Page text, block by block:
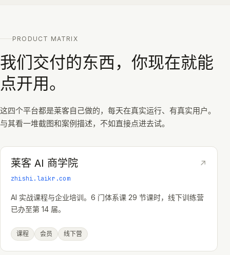
PRODUCT MATRIX
我们交付的东西，你现在就能
点开用。
这四个平台都是莱客自己做的，每天在真实运行、有真实用户。
与其看一堆截图和案例描述，不如直接点进去试。
莱客 AI 商学院 ↗
zhishi.laikr.com
AI 实战课程与企业培训。6 门体系课 29 节课时，线下训练营
已办至第 14 届。
课程 会员 线下营